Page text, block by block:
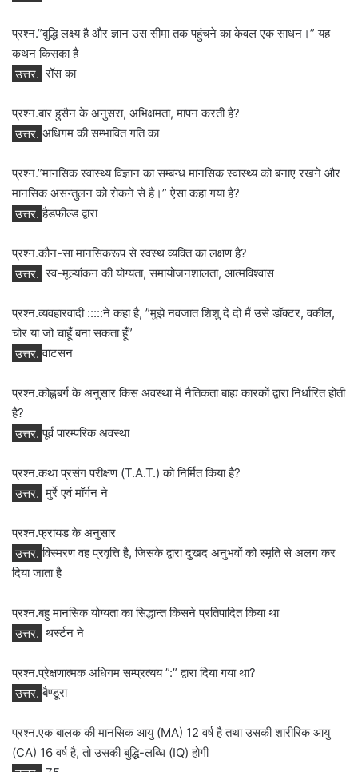
प्रश्न.”बुद्धि लक्ष्‍य है और ज्ञान उस सीमा तक पहुंचने का केवल एक साधन।” यह
कथन किसका है
उत्तर. रॉस का
प्रश्न.बार हुसैन के अनुसरा, अभिक्षमता, मापन करती है?
उत्तर. अधिगम की सम्‍भावित गति का
प्रश्न.”मानसिक स्‍वास्‍थ्‍य विज्ञान का सम्‍बन्‍ध मा‍नसिक स्‍वास्‍थ्‍य को बनाए रखने और
मानसिक असन्‍तुलन को रोकने से है।” ऐसा कहा गया है?
उत्तर. हैडफील्‍ड द्वारा
प्रश्न.कौन-सा मानसिकरूप से स्‍वस्‍थ व्‍यक्ति का लक्षण है?
उत्तर. स्‍व-मूल्‍यांकन की योग्‍यता, समायोजनशालता, आत्‍मविश्‍वास
प्रश्न.व्यवहारवादी :::::ने कहा है, ”मुझे नवजात शिशु दे दो मैं उसे डॉक्टर, वकील,
चोर या जो चाहूँ बना सकता हूँ”
उत्तर. वाटसन
प्रश्न.कोह्लबर्ग के अनुसार किस अवस्था में नैतिकता बाह्य कारकों द्वारा निर्धारित होती
है?
उत्तर. पूर्व पारम्परिक अवस्था
प्रश्न.कथा प्रसंग परीक्षण (T.A.T.) को निर्मित किया है?
उत्तर. मुर्रे एवं मॉर्गन ने
प्रश्न.फ्रायड के अनुसार
उत्तर. विस्मरण वह प्रवृत्ति है, जिसके द्वारा दुखद अनुभवों को स्मृति से अलग कर
दिया जाता है
प्रश्न.बहु मानसिक योग्‍यता का सिद्धान्‍त किसने प्रतिपादित किया था
उत्तर. थर्स्‍टन ने
प्रश्न.प्रेक्षणात्मक अधिगम सम्प्रत्यय ”:” द्वारा दिया गया था?
उत्तर. बैण्डूरा
प्रश्न.एक बालक की मानसिक आयु (MA) 12 वर्ष है तथा उसकी शारीरिक आयु
(CA) 16 वर्ष है, तो उसकी बुद्धि-लब्धि (IQ) होगी